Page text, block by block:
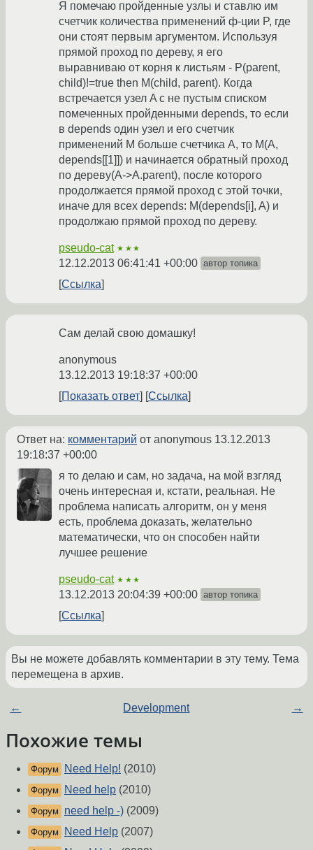
Я помечаю пройденные узлы и ставлю им
счетчик количества применений ф-ции P, где
они стоят первым аргументом. Используя
прямой проход по дереву, я его
выравниваю от корня к листьям - P(parent,
child)!=true then M(child, parent). Когда
встречается узел A с не пустым списком
помеченных пройденными depends, то если
в depends один узел и его счетчик
применений M больше счетчика A, то M(A,
depends[[1]]) и начинается обратный проход
по дереву(A->A.parent), после которого
продолжается прямой проход с этой точки,
иначе для всех depends: M(depends[i], A) и
продолжаю прямой проход по дереву.
pseudo-cat ★★★
12.12.2013 06:41:41 +00:00 автор топика
Ссылка
Сам делай свою домашку!
anonymous
13.12.2013 19:18:37 +00:00
Показать ответ
Ссылка
Ответ на: комментарий от anonymous 13.12.2013
19:18:37 +00:00
я то делаю и сам, но задача, на мой взгляд
очень интересная и, кстати, реальная. Не
проблема написать алгоритм, он у меня
есть, проблема доказать, желательно
математически, что он способен найти
лучшее решение
pseudo-cat ★★★
13.12.2013 20:04:39 +00:00 автор топика
Ссылка
Вы не можете добавлять комментарии в эту тему. Тема
перемещена в архив.
← Development →
Похожие темы
Форум Need Help! (2010)
Форум Need help (2010)
Форум need help -) (2009)
Форум Need Help (2007)